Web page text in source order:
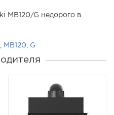
MB120/G недорого в
MB120 G